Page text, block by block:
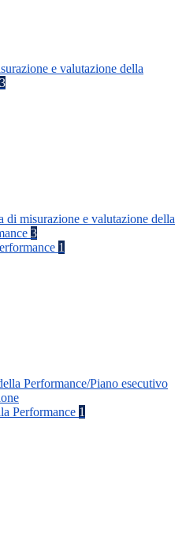
e valutazione della
3
di misurazione e valutazione della
3
1
Performance/Piano esecutivo
Performance 1